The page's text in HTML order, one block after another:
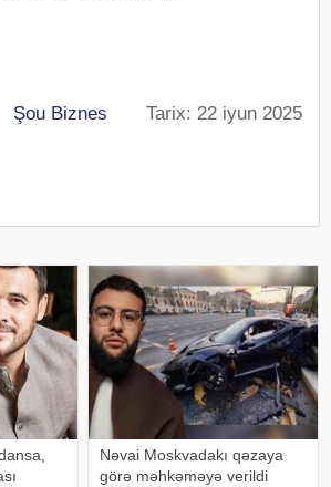
Şou Biznes Tarix: 22 iyun 2025
Nəvai Moskvadakı qəzaya
görə məhkəməyə verildi